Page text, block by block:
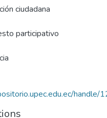
ciudadana
participativo